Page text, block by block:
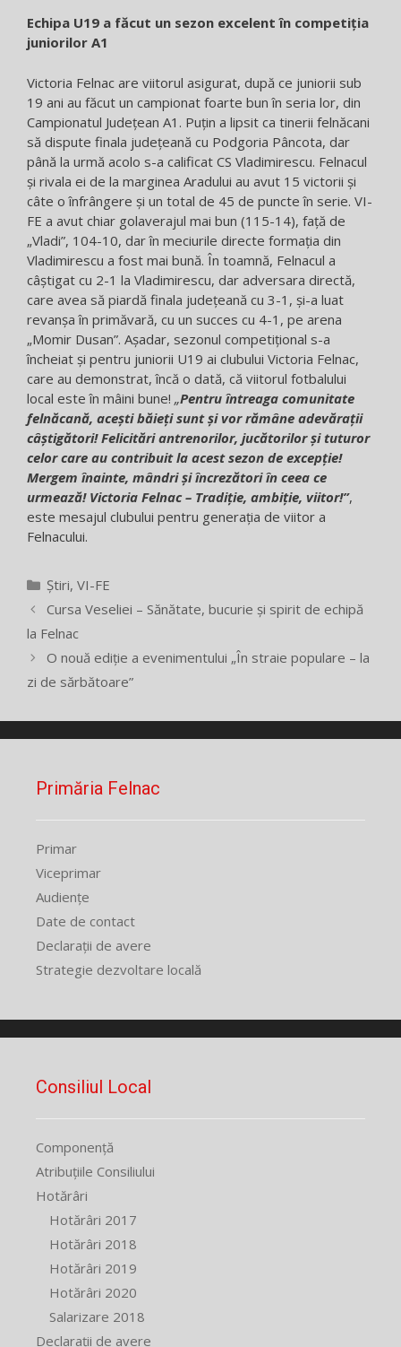
Echipa U19 a făcut un sezon excelent în competiția
juniorilor A1
Victoria Felnac are viitorul asigurat, după ce juniorii sub
19 ani au făcut un campionat foarte bun în seria lor, din
Campionatul Județean A1. Puțin a lipsit ca tinerii felnăcani
să dispute finala județeană cu Podgoria Pâncota, dar
până la urmă acolo s-a calificat CS Vladimirescu. Felnacul
și rivala ei de la marginea Aradului au avut 15 victorii și
câte o înfrângere și un total de 45 de puncte în serie. VI-
FE a avut chiar golaverajul mai bun (115-14), față de
„Vladi”, 104-10, dar în meciurile directe formația din
Vladimirescu a fost mai bună. În toamnă, Felnacul a
câștigat cu 2-1 la Vladimirescu, dar adversara directă,
care avea să piardă finala județeană cu 3-1, și-a luat
revanșa în primăvară, cu un succes cu 4-1, pe arena
„Momir Dusan”. Așadar, sezonul competițional s-a
încheiat și pentru juniorii U19 ai clubului Victoria Felnac,
care au demonstrat, încă o dată, că viitorul fotbalului
local este în mâini bune! „Pentru întreaga comunitate
felnăcană, acești băieți sunt și vor rămâne adevărații
câștigători! Felicitări antrenorilor, jucătorilor și tuturor
celor care au contribuit la acest sezon de excepție!
Mergem înainte, mândri și încrezători în ceea ce
urmează! Victoria Felnac – Tradiție, ambiție, viitor!”,
este mesajul clubului pentru generația de viitor a
Felnacului.
Categorii
Știri, VI-FE
Cursa Veseliei – Sănătate, bucurie și spirit de echipă
la Felnac
O nouă ediție a evenimentului „În straie populare – la
zi de sărbătoare”
Primăria Felnac
Primar
Viceprimar
Audiențe
Date de contact
Declarații de avere
Strategie dezvoltare locală
Consiliul Local
Componență
Atribuțiile Consiliului
Hotărâri
Hotărâri 2017
Hotărâri 2018
Hotărâri 2019
Hotărâri 2020
Salarizare 2018
Declarații de avere